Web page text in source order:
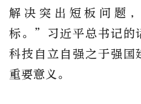
解决突出短板问题
标。”习近平总书记的
科技自立自强之于强国
重要意义。